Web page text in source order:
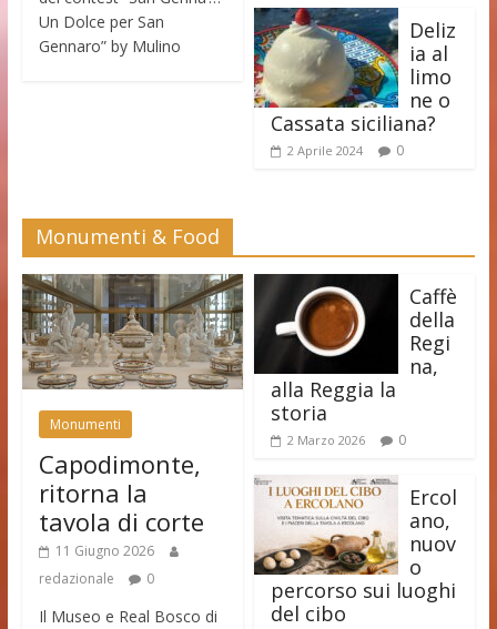
Un Dolce per San
Gennaro” by Mulino
Deliz
ia al
limo
ne o
Cassata siciliana?
2 Aprile 2024 0
Monumenti & Food
Monumenti
Capodimonte,
ritorna la
tavola di corte
11 Giugno 2026
redazionale
0
Il Museo e Real Bosco di
Caffè
della
Regi
na,
alla Reggia la
storia
2 Marzo 2026 0
Ercol
ano,
nuov
o
percorso sui luoghi
del cibo